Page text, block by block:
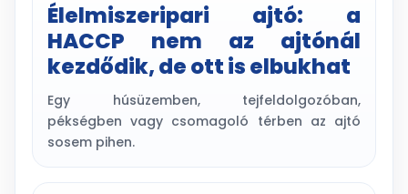
Élelmiszeripari ajtó: a
HACCP nem az ajtónál
kezdődik, de ott is elbukhat
Egy húsüzemben, tejfeldolgozóban,
pékségben vagy csomagoló térben az ajtó
sosem pihen.